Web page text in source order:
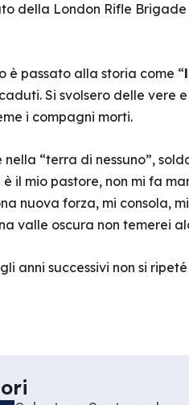
della London Rifle
è passato alla storia come “
Si svolsero delle vere
i compagni morti.
“terra di nessuno”,
è il mio pastore, non mi fa
nuova forza, mi consola,
valle oscura non temerei
anni successivi non si